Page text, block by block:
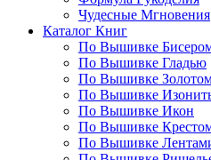
Чудесные Мгновения
Каталог Книг
По Вышивке
По Вышивке Гладью
По Вышивке
По Вышивке
По Вышивке Икон
По Вышивке
По Вышивке